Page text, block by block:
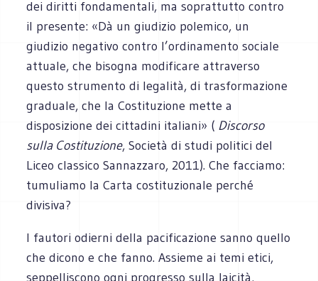
dei diritti fondamentali, ma soprattutto contro
il presente: «Dà un giudizio polemico, un
giudizio negativo contro l’ordinamento sociale
attuale, che bisogna modificare attraverso
questo strumento di legalità, di trasformazione
graduale, che la Costituzione mette a
disposizione dei cittadini italiani» ( Discorso
sulla Costituzione, Società di studi politici del
Liceo classico Sannazzaro, 2011). Che facciamo:
tumuliamo la Carta costituzionale perché
divisiva?
I fautori odierni della pacificazione sanno quello
che dicono e che fanno. Assieme ai temi etici,
seppelliscono ogni progresso sulla laicità,